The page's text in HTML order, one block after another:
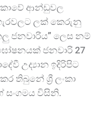
b
o
o
k
t
s
A
p
p
h
a
r
e
ආන්ඩුවල
ලක් කෙරුනු
ජනවාරිය” ලෙස නම්
ජනවාරි 27
උද්‍යාන ඉදිරිපිට
තිබුනේ ශ්‍රී ලංකා
සංගමය විසිනි.